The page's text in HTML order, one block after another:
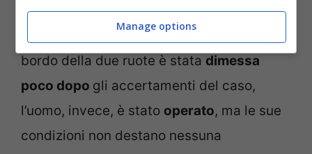
Per fortuna, nulla di grave. La donna a
bordo della due ruote è stata dimessa
poco dopo gli accertamenti del caso,
l’uomo, invece, è stato operato, ma le sue
condizioni non destano nessuna
Manage options